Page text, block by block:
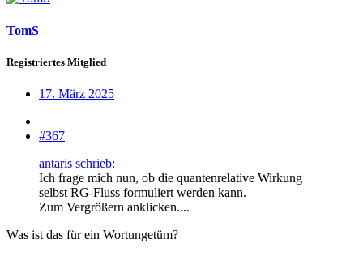
TomS
Registriertes Mitglied
17. März 2025
#367
antaris schrieb:
Ich frage mich nun, ob die quantenrelative Wirkung
selbst RG-Fluss formuliert werden kann.
Zum Vergrößern anklicken....
Was ist das für ein Wortungetüm?